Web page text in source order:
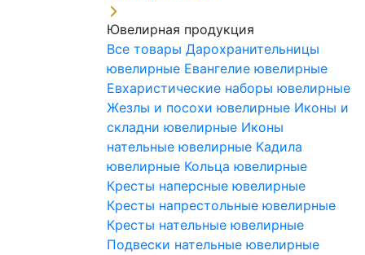
Ювелирная продукция
Все товары Дарохранительницы
ювелирные Евангелие ювелирные
Евхаристические наборы ювелирные
Жезлы и посохи ювелирные Иконы и
складни ювелирные Иконы
нательные ювелирные Кадила
ювелирные Кольца ювелирные
Кресты наперсные ювелирные
Кресты напрестольные ювелирные
Кресты нательные ювелирные
Подвески нательные ювелирные